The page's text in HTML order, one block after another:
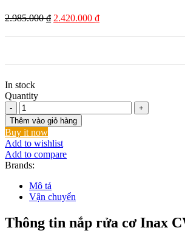
2.985.000₫ Giá
2.420.000 ₫Giá
In stock
Quantity
Nắp
Shower
Toilet
INAX
CW-
S32VN-
1
Rửa
Cơ
lượng
Thêm vào giỏ hàng
Buy it now
Add to wishlist
Add to compare
Brands:
Mô tả
Vận chuyển
Thông tin nắp rửa cơ Inax